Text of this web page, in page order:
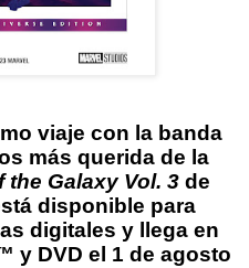
viaje con la banda
más querida de la
the Galaxy Vol. 3 de
disponible para
digitales y llega en
y DVD el 1 de agosto